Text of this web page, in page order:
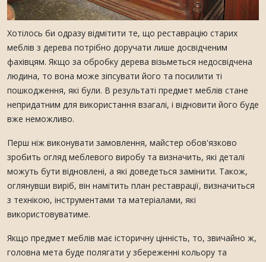
Хотілось би одразу відмітити те, що реставрацію старих
меблів з дерева потрібно доручати лише досвідченим
фахівцям. Якщо за обробку дерева візьметься недосвідчена
людина, то вона може зіпсувати його та посилити ті
пошкодження, які були. В результаті предмет меблів стане
непридатним для використання взагалі, і відновити його буде
вже неможливо.
Перш ніж виконувати замовлення, майстер обов'язково
зробить огляд меблевого виробу та визначить, які деталі
можуть бути відновлені, а які доведеться замінити. Також,
оглянувши виріб, він намітить план реставрації, визначиться
з технікою, інструментами та матеріалами, які
використовуватиме.
Якщо предмет меблів має історичну цінність, то, звичайно ж,
головна мета буде полягати у збереженні кольору та